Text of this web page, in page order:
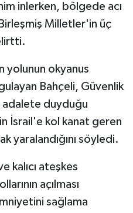
inlerken, bölgede acı
Milletler'in üç
yolunun okyanus
Bahçeli, Güvenlik
duyduğu
İsrail'e kol kanat geren
yaralandığını söyledi.
kalıcı ateşkes
açılması
sağlama